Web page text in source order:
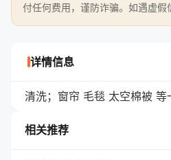
付任何费用，谨防诈骗。如遇虚假
详情信息
清洗；窗帘 毛毯 太空棉被 等
相关推荐